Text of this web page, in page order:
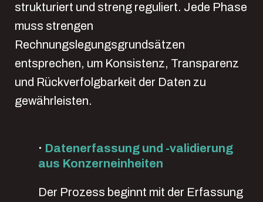
strukturiert und streng reguliert. Jede Phase
muss strengen
Rechnungslegungsgrundsätzen
entsprechen, um Konsistenz, Transparenz
und Rückverfolgbarkeit der Daten zu
gewährleisten.
· Datenerfassung und -validierung
aus Konzerneinheiten
Der Prozess beginnt mit der Erfassung